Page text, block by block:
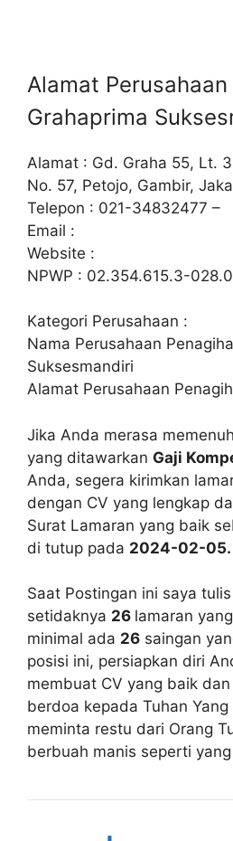
Alamat Perusahaan
Grahaprima
Alamat : Gd. Graha 55, Lt.
No. 57, Petojo, Gambir,
Telepon : 021-34832477 –
Email :
Website :
NPWP : 02.354.615.3-
Kategori Perusahaan :
Nama Perusahaan
Suksesmandiri
Alamat Perusahaan
Jika Anda merasa
yang ditawarkan Gaji
Anda, segera kirimkan
dengan CV yang lengkap
Surat Lamaran yang baik
di tutup pada 2024-02-05.
Saat Postingan ini saya
setidaknya 26 lamaran
minimal ada 26 saingan
posisi ini, persiapkan diri
membuat CV yang baik
berdoa kepada Tuhan
meminta restu dari Orang
berbuah manis seperti